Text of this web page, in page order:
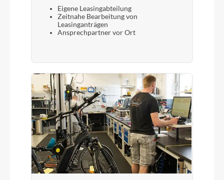
Eigene Leasingabteilung
Zeitnahe Bearbeitung von
Leasinganträgen
Ansprechpartner vor Ort